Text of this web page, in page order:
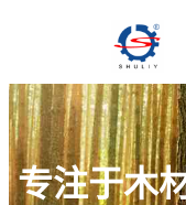
专注于木